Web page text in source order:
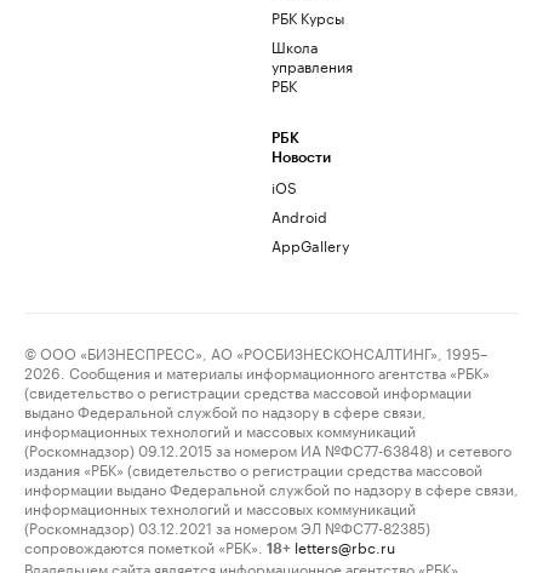
РБК Курсы
Школа
управления
РБК
РБК
Новости
iOS
Android
AppGallery
© ООО «БИЗНЕСПРЕСС», АО «РОСБИЗНЕСКОНСАЛТИНГ», 1995–
2026. Сообщения и материалы информационного агентства «РБК»
(свидетельство о регистрации средства массовой информации
выдано Федеральной службой по надзору в сфере связи,
информационных технологий и массовых коммуникаций
(Роскомнадзор) 09.12.2015 за номером ИА №ФС77-63848) и сетевого
издания «РБК» (свидетельство о регистрации средства массовой
информации выдано Федеральной службой по надзору в сфере связи,
информационных технологий и массовых коммуникаций
(Роскомнадзор) 03.12.2021 за номером ЭЛ №ФС77-82385)
сопровождаются пометкой «РБК».
18+ letters@rbc.ru
Владельцем сайта является информационное агентство «РБК».